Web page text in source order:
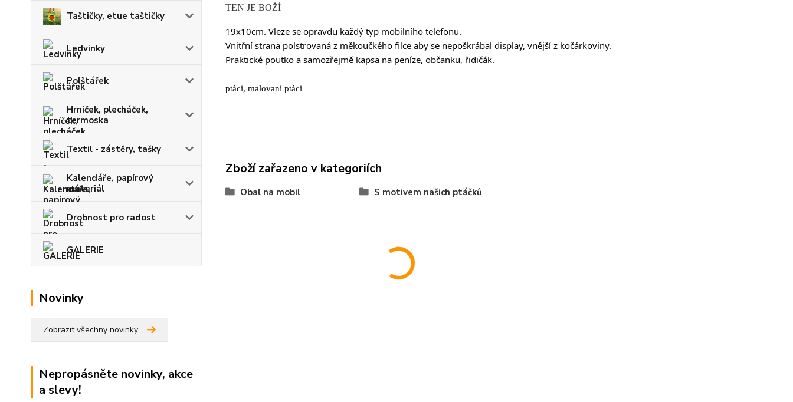
Taštičky, etue taštičky
Ledvinky
Polštářek
Hrníček, plecháček,
termoska
Textil - zástěry, tašky
Kalendáře, papírový
materiál
Drobnost pro radost
GALERIE
Novinky
Zobrazit všechny novinky
Nepropásněte novinky, akce
a slevy!
TEN JE BOŽÍ
19x10cm. Vleze se opravdu každý typ mobilního telefonu.
Vnitřní strana polstrovaná z měkoučkého filce aby se nepoškrábal display, vnější z kočárkoviny.
Praktické poutko a samozřejmě kapsa na peníze, občanku, řidičák.
ptáci, malovaní ptáci
Zboží zařazeno v kategoriích
Obal na mobil S motivem našich ptáčků